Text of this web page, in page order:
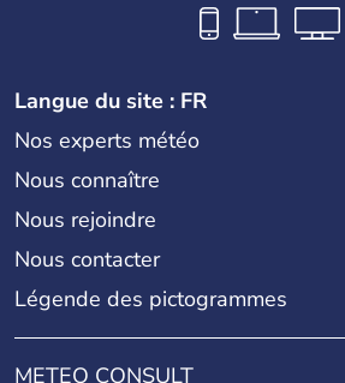
Langue du site : FR
Nos experts météo
Nous connaître
Nous rejoindre
Nous contacter
Légende des pictogrammes
METEO CONSULT